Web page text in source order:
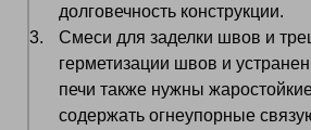
долговечность конструкции.
Смеси для заделки швов и
герметизации швов и
печи также нужны
содержать огнеупорные